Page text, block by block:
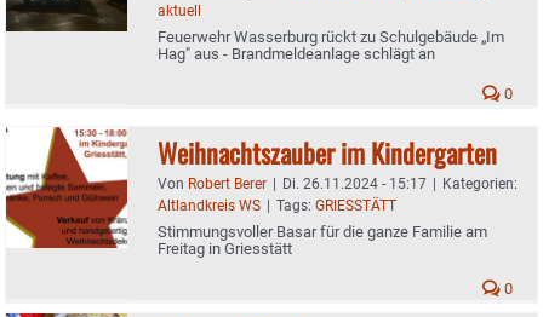
aktuell
Feuerwehr Wasserburg rückt zu Schulgebäude „Im
Hag" aus - Brandmeldeanlage schlägt an
0
Weihnachtszauber im Kindergarten
Von Robert Berer | Di. 26.11.2024 - 15:17 | Kategorien:
Altlandkreis WS | Tags: GRIESSTÄTT
Stimmungsvoller Basar für die ganze Familie am
Freitag in Griesstätt
0